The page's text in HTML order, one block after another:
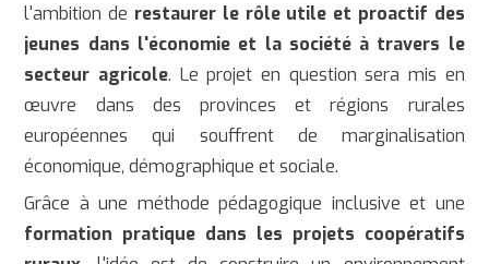
l'ambition de restaurer le rôle utile et proactif des
jeunes dans l'économie et la société à travers le
secteur agricole. Le projet en question sera mis en
œuvre dans des provinces et régions rurales
européennes qui souffrent de marginalisation
économique, démographique et sociale.
Grâce à une méthode pédagogique inclusive et une
formation pratique dans les projets coopératifs